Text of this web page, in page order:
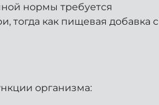
нормы требуется
тогда как пищевая добавка с
организма: